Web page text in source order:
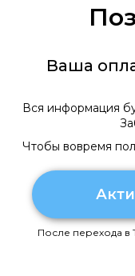
Ваша
Вся информация
Чтобы вовремя
После перехода в